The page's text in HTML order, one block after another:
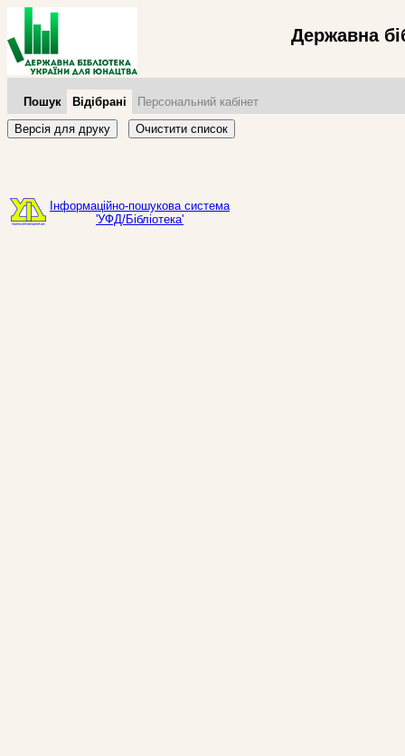
Державна
Пошук Відібрані
Персональний кабінет
Версія для друку
Очистити список
Інформаційно-пошукова система
'УФД/Бібліотека'